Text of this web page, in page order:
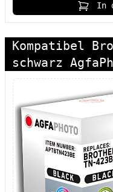
In
Kompatibel
schwarz